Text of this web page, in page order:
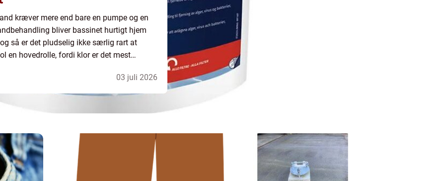
kræver mere end bare en pumpe og en
bliver bassinet hurtigt hjem
så er det pludselig ikke særlig rart at
en hovedrolle, fordi klor er det mest
03 juli 2026